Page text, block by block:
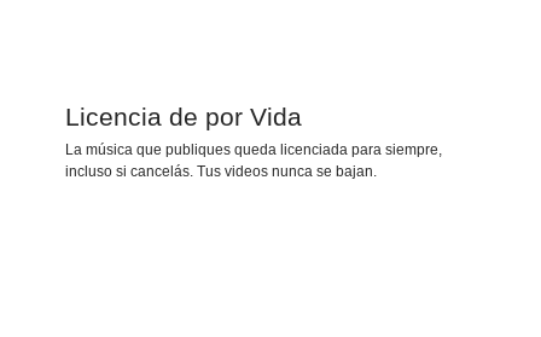
Licencia de por Vida
La música que publiques queda licenciada para siempre,
incluso si cancelás. Tus videos nunca se bajan.